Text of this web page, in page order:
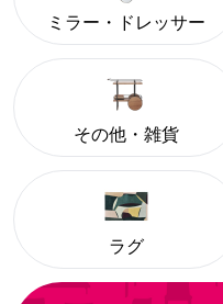
ミラー・ドレッサー
その他・雑貨
ラグ